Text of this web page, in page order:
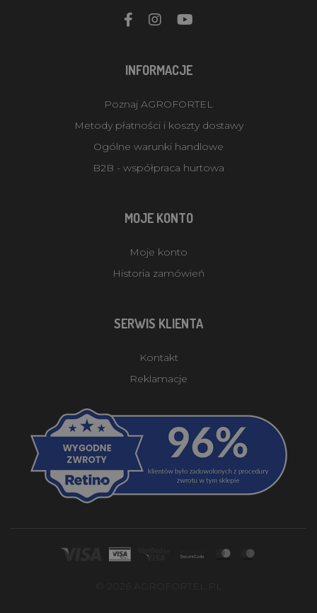
INFORMACJE
Poznaj AGROFORTEL
Metody płatności i koszty dostawy
Ogólne warunki handlowe
B2B - współpraca hurtowa
MOJE KONTO
Moje konto
Historia zamówień
SERWIS KLIENTA
Kontakt
Reklamacje